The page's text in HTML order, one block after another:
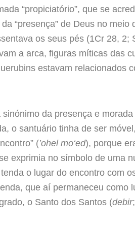
“propiciatório”, que se
“presença” de Deus no meio
os seus pés (1Cr 28, 2;
a arca, figuras míticas das
estavam relacionados
da presença e morada
o santuário tinha de ser
(’ohel mo‘ed), porque
exprimia no símbolo de uma
o lugar do encontro com
que aí permaneceu como
o Santo dos Santos (debir